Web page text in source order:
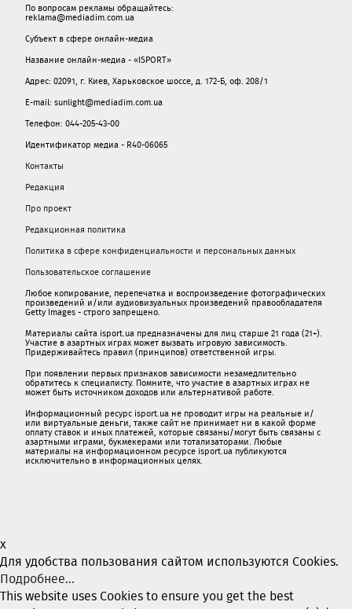
По вопросам рекламы обращайтесь:
reklama@mediadim.com.ua
Субъект в сфере онлайн-медиа
Название онлайн-медиа - «ISPORT»
Адрес: 02091, г. Киев, Харьковское шоссе, д. 172-Б, оф. 208/1
E-mail: sunlight@mediadim.com.ua
Телефон: 044-205-43-00
Идентификатор медиа - R40-06065
Контакты
Редакция
Про проект
Редакционная политика
Политика в сфере конфиденциальности и персональных данных
Пользовательское соглашение
Любое копирование, перепечатка и воспроизведение фотографических
произведений и/или аудиовизуальных произведений правообладателя
Getty Images - строго запрещено.
Материалы сайта isport.ua предназначены для лиц старше 21 года (21+).
Участие в азартных играх может вызвать игровую зависимость.
Придерживайтесь правил (принципов) ответственной игры.
При появлении первых признаков зависимости незамедлительно
обратитесь к специалисту. Помните, что участие в азартных играх не
может быть источником доходов или альтернативой работе.
Информационный ресурс isport.ua не проводит игры на реальные и/
или виртуальные деньги, также сайт не принимает ни в какой форме
oплaту ставок и иных платежей, которые связаны/могут быть связаны c
азартными игрaми, букмекерами или тотализаторами. Любые
материалы на информационном ресурсе isport.ua публикуютcя
исключительно в информационных целях.
x
Для удобства пользования сайтом используются Cookies.
Подробнее...
This website uses Cookies to ensure you get the best